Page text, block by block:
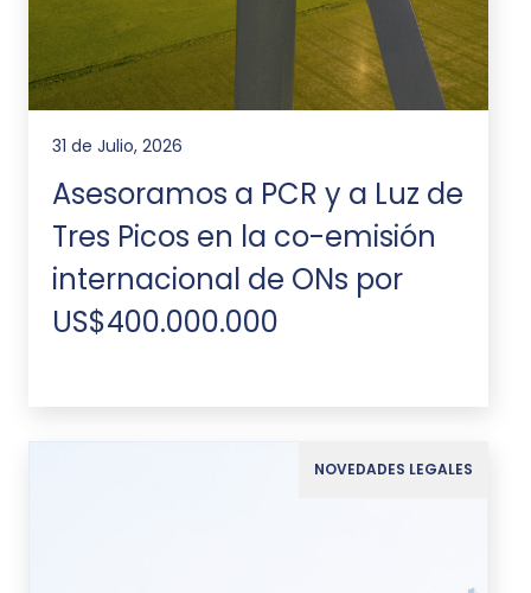
31 de Julio, 2026
Asesoramos a PCR y a Luz de
Tres Picos en la co-emisión
internacional de ONs por
US$400.000.000
NOVEDADES LEGALES